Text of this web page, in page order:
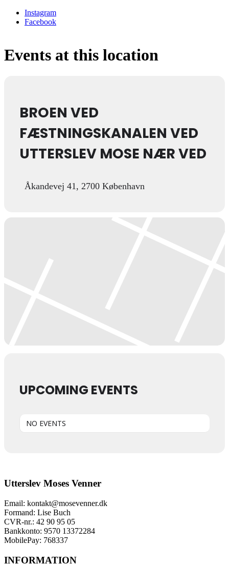
Instagram
Facebook
Events at this location
BROEN VED
FÆSTNINGSKANALEN VED
UTTERSLEV MOSE NÆR VED
Åkandevej 41, 2700 København
UPCOMING EVENTS
NO EVENTS
Utterslev Moses Venner
Email: kontakt@mosevenner.dk
Formand: Lise Buch
CVR-nr.: 42 90 95 05
Bankkonto: 9570 13372284
MobilePay: 768337
INFORMATION